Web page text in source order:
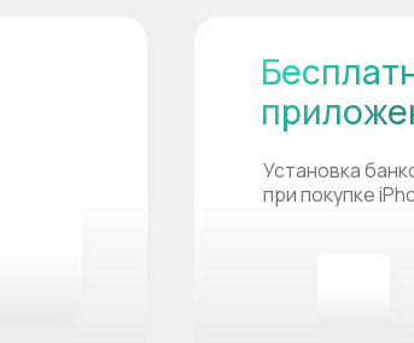
Установка
при покупке